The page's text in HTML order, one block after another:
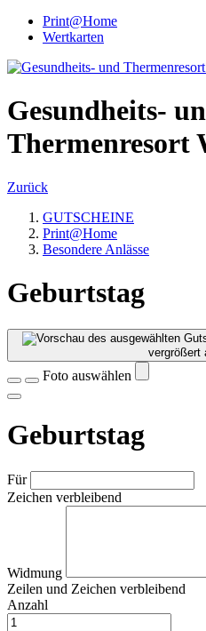
Print@Home
Wertkarten
Gesundheits-
Thermenresort
Zurück
GUTSCHEINE
Print@Home
Besondere Anlässe
Geburtstag
vergrößert
Foto auswählen
Geburtstag
Für
Zeichen verbleibend
Widmung
Zeilen und Zeichen verbleibend
Anzahl